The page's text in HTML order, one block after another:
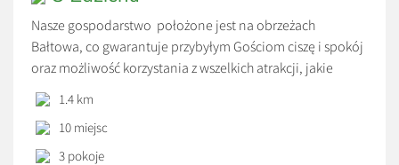
Nasze gospodarstwo położone jest na obrzeżach
Bałtowa, co gwarantuje przybyłym Gościom ciszę i spokój
oraz możliwość korzystania z wszelkich atrakcji, jakie
oferuje Bałtów. Naprzeciw naszego gospodarstwa
znajduje się las pełen grzybów i jagód. Goście mają
możliwość wypocząć na łonie natury korzystając z
wytyczonych szlaków pieszych i rowerowych, jeżdżąc
1.4 km
10 miejsc
3 pokoje